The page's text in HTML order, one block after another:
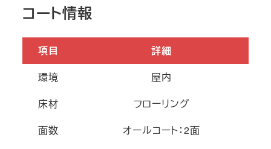
コート情報
項目
詳細
環境
屋内
床材
フローリング
面数
オールコート：2面